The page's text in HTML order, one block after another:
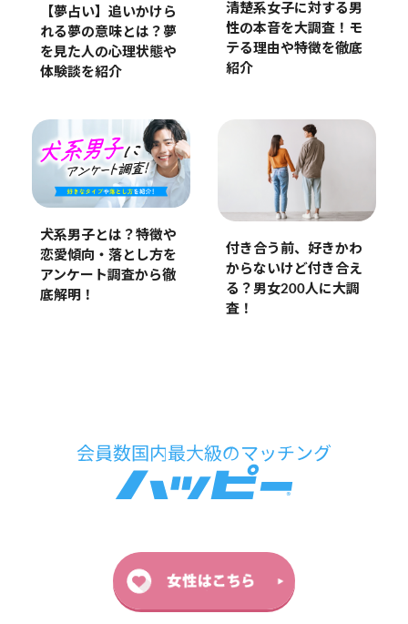
【夢占い】追いかけら
れる夢の意味とは？夢
を見た人の心理状態や
体験談を紹介
清楚系女子に対する男
性の本音を大調査！モ
テる理由や特徴を徹底
紹介
犬系男子とは？特徴や
恋愛傾向・落とし方を
アンケート調査から徹
底解明！
付き合う前、好きかわ
からないけど付き合え
る？男女200人に大調
査！